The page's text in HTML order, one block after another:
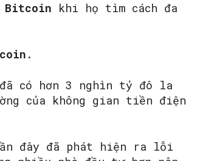
Bitcoin khi họ tìm cách đa
.
đã có hơn 3 nghìn tỷ đô la
của không gian tiền điện
đây đã phát hiện ra lỗi